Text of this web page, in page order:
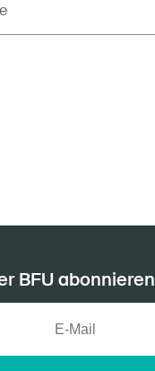
BFU abonnieren